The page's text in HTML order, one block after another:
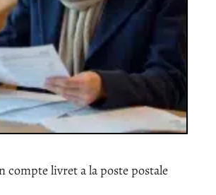
compte livret a la poste postale